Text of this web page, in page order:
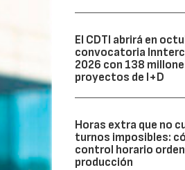
El CDTI abrirá en
convocatoria
2026 con 138
proyectos de I+D
Horas extra que no
turnos imposibles:
control horario
producción